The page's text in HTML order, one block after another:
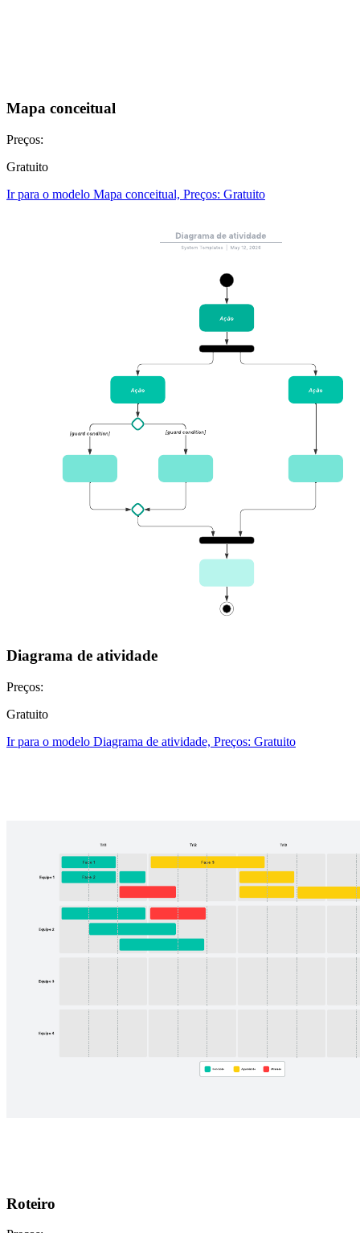
Mapa conceitual
Preços:
Gratuito
Ir para o modelo Mapa conceitual, Preços: Gratuito
Diagrama de atividade
Preços:
Gratuito
Ir para o modelo Diagrama de atividade, Preços: Gratuito
Roteiro